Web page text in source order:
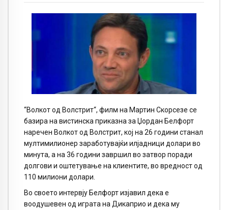
“Волкот од Волстрит“, филм на Мартин Скорсезе се
базира на вистинска приказна за Џордан Белфорт
наречен Волкот од Волстрит, кој на 26 години станал
мултимилионер заработувајќи илјадници долари во
минута, а на 36 години завршил во затвор поради
долгови и оштетување на клиентите, во вредност од
110 милиони долари.
Во своето интервју Белфорт изјавил дека е
воодушевен од играта на Дикаприо и дека му